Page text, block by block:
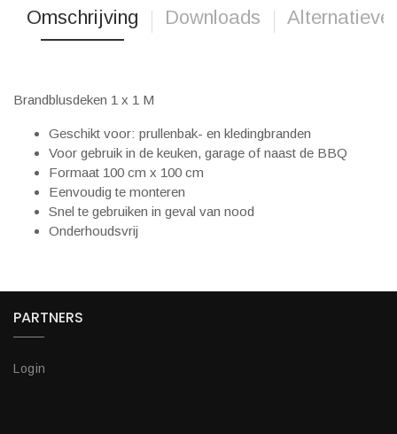
Omschrijving Downloads Alternatieve
Brandblusdeken 1 x 1 M
Geschikt voor: prullenbak- en kledingbranden
Voor gebruik in de keuken, garage of naast de BBQ
Formaat 100 cm x 100 cm
Eenvoudig te monteren
Snel te gebruiken in geval van nood
Onderhoudsvrij
PARTNERS
Login